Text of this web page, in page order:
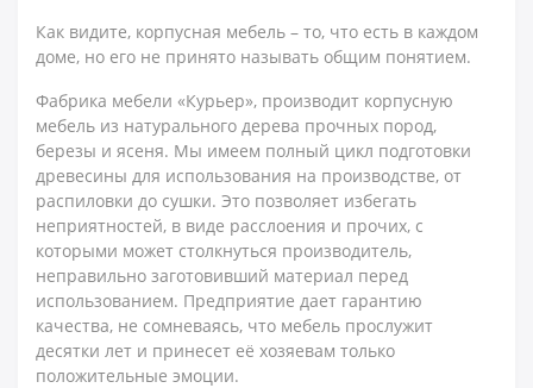
Как видите, корпусная мебель – то, что есть в каждом
доме, но его не принято называть общим понятием.
Фабрика мебели «Курьер», производит корпусную
мебель из натурального дерева прочных пород,
березы и ясеня. Мы имеем полный цикл подготовки
древесины для использования на производстве, от
распиловки до сушки. Это позволяет избегать
неприятностей, в виде расслоения и прочих, с
которыми может столкнуться производитель,
неправильно заготовивший материал перед
использованием. Предприятие дает гарантию
качества, не сомневаясь, что мебель прослужит
десятки лет и принесет её хозяевам только
положительные эмоции.